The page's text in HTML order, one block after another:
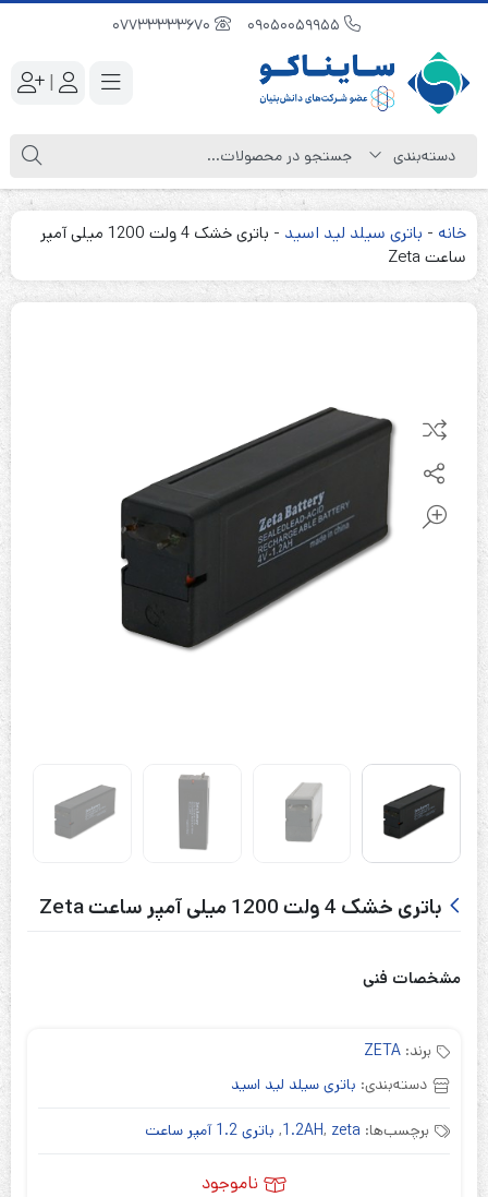
|
خانه - باتری سیلد لید اسید -
باتری خشک 4 ولت 1200 میلی آمپر
ساعت Zeta
باتری خشک 4 ولت 1200 میلی آمپر ساعت Zeta
مشخصات فنی
برند: ZETA
دسته‌بندی: باتری سیلد لید اسید
برچسب‌ها: 1.2AH, zeta
, باتری 1.2 آمپر ساعت
ناموجود